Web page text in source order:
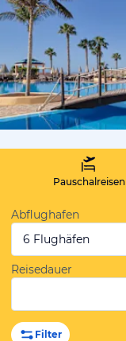
Pauschalreisen
Abflughafen
6 Flughäfen
Reisedauer
Filter